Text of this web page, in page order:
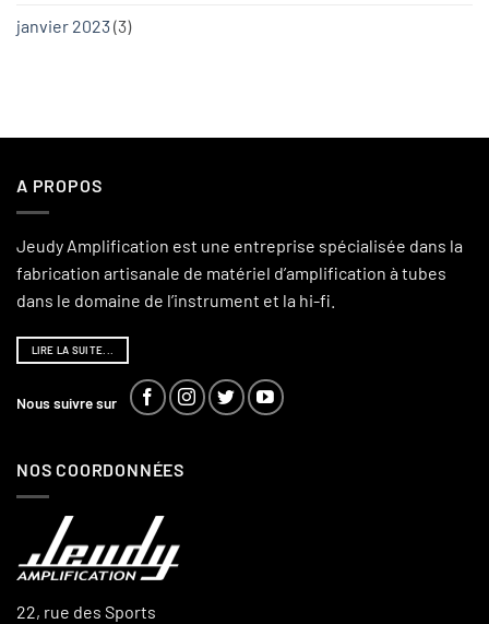
janvier 2023(3)
A PROPOS
Jeudy Amplification est une entreprise spécialisée dans la
fabrication artisanale de matériel d’amplification à tubes
dans le domaine de l’instrument et la hi-fi.
LIRE LA SUITE...
Nous suivre sur
NOS COORDONNÉES
22, rue des Sports